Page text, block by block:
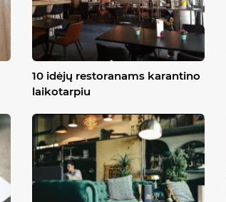
10 idėjų restoranams karantino
laikotarpiu